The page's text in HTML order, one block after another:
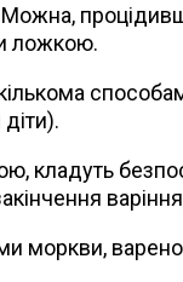
ложкою.
кладуть